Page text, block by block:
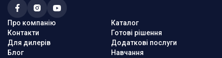
Про компанію
Контакти
Для дилерів
Блог
Каталог
Готові рішення
Додаткові послуги
Навчання